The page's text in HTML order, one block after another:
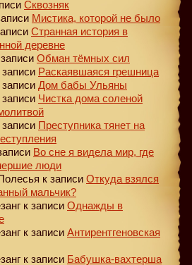
Сквозняк
Мистика, которой не было
Странная история в
деревне
Обман тёмных сил
записи Раскаявшаяся грешница
записи Дом бабы Ульяны
записи Чистка дома соленой
записи Преступника тянет на
Во сне я видела мир, где
люди
к записи Откуда взялся
мальчик?
к записи Однажды в
к записи Антирентгеновская
к записи Бабушка-вахтерша